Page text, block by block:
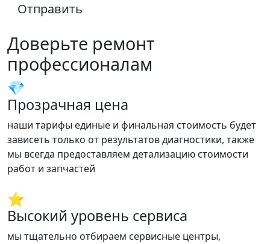
Отправить
Доверьте ремонт
профессионалам
💎
Прозрачная цена
наши тарифы единые и финальная стоимость будет
зависеть только от результатов диагностики, также
мы всегда предоставляем детализацию стоимости
работ и запчастей
⭐
Высокий уровень сервиса
мы тщательно отбираем сервисные центры,